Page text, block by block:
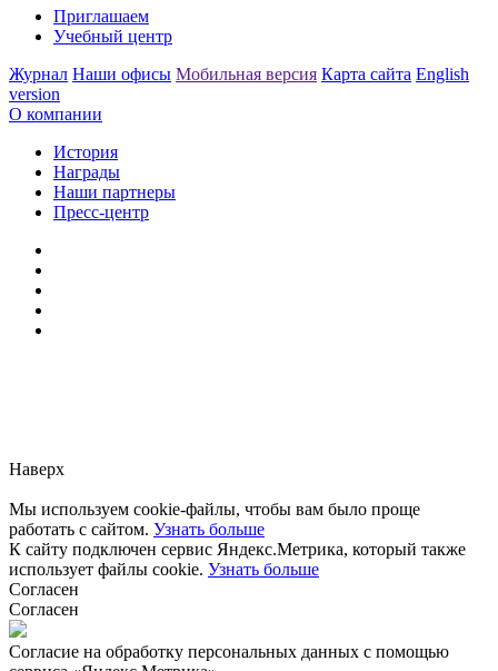
Приглашаем
Учебный центр
Журнал Наши офисы Мобильная версия Карта сайта English
version
О компании
История
Награды
Наши партнеры
Пресс-центр
Наверх
Мы используем cookie-файлы, чтобы вам было проще
работать с сайтом. Узнать больше
К сайту подключен сервис Яндекс.Метрика, который также
использует файлы cookie. Узнать больше
Согласен
Согласен
Согласие на обработку персональных данных с помощью